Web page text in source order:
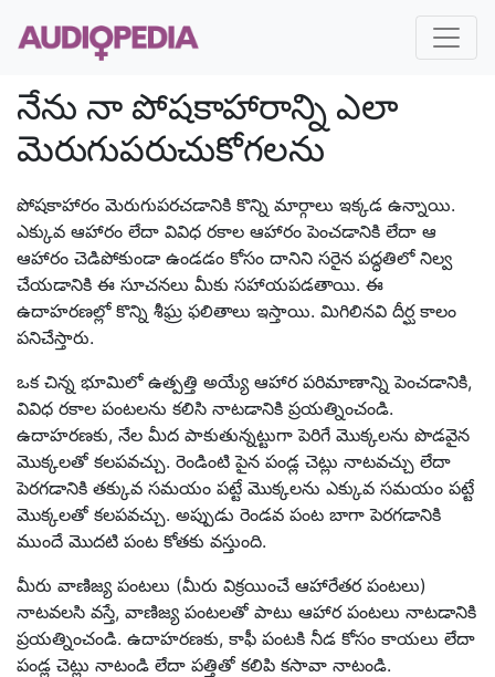
నేను నా పోషకాహారాన్ని ఎలా
మెరుగుపరుచుకోగలను
పోషకాహారం మెరుగుపరచడానికి కొన్ని మార్గాలు ఇక్కడ ఉన్నాయి.
ఎక్కువ ఆహారం లేదా వివిధ రకాల ఆహారం పెంచడానికి లేదా ఆ
ఆహారం చెడిపోకుండా ఉండడం కోసం దానిని సరైన పద్ధతిలో నిల్వ
చేయడానికి ఈ సూచనలు మీకు సహాయపడతాయి. ఈ
ఉదాహరణల్లో కొన్ని శీఘ్ర ఫలితాలు ఇస్తాయి. మిగిలినవి దీర్ఘ కాలం
పనిచేస్తారు.
ఒక చిన్న భూమిలో ఉత్పత్తి అయ్యే ఆహార పరిమాణాన్ని పెంచడానికి,
వివిధ రకాల పంటలను కలిసి నాటడానికి ప్రయత్నించండి.
ఉదాహరణకు, నేల మీద పాకుతున్నట్టుగా పెరిగే మొక్కలను పొడవైన
మొక్కలతో కలపవచ్చు. రెండింటి పైన పండ్ల చెట్లు నాటవచ్చు లేదా
పెరగడానికి తక్కువ సమయం పట్టే మొక్కలను ఎక్కువ సమయం పట్టే
మొక్కలతో కలపవచ్చు. అప్పుడు రెండవ పంట బాగా పెరగడానికి
ముందే మొదటి పంట కోతకు వస్తుంది.
మీరు వాణిజ్య పంటలు (మీరు విక్రయించే ఆహారేతర పంటలు)
నాటవలసి వస్తే, వాణిజ్య పంటలతో పాటు ఆహార పంటలు నాటడానికి
ప్రయత్నించండి. ఉదాహరణకు, కాఫీ పంటకి నీడ కోసం కాయలు లేదా
పండ్ల చెట్లు నాటండి లేదా పత్తితో కలిపి కసావా నాటండి.